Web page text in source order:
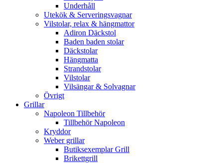
Underhåll
Utekök & Serveringsvagnar
Vilstolar, relax & hängmattor
Adiron Däckstol
Baden baden stolar
Däckstolar
Hängmatta
Strandstolar
Vilstolar
Vilsängar & Solvagnar
Övrigt
Grillar
Napoleon Tillbehör
Tillbehör Napoleon
Kryddor
Weber grillar
Butiksexemplar Grill
Brikettgrill